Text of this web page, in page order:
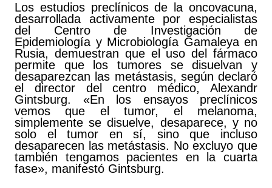
Los estudios preclínicos de la oncovacuna,
desarrollada activamente por especialistas
del Centro de Investigación de
Epidemiología y Microbiología Gamaleya en
Rusia, demuestran que el uso del fármaco
permite que los tumores se disuelvan y
desaparezcan las metástasis, según declaró
el director del centro médico, Alexandr
Gintsburg. «En los ensayos preclínicos
vemos que el tumor, el melanoma,
simplemente se disuelve, desaparece, y no
solo el tumor en sí, sino que incluso
desaparecen las metástasis. No excluyo que
también tengamos pacientes en la cuarta
fase», manifestó Gintsburg.